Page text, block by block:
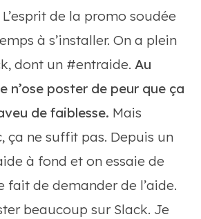
de la promo soudée
à s’installer. On a plein
dont un #entraide. Au
n’ose poster de peur que ça
de faiblesse. Mais
ça ne suffit pas. Depuis un
à fond et on essaie de
fait de demander de l’aide.
beaucoup sur Slack. Je